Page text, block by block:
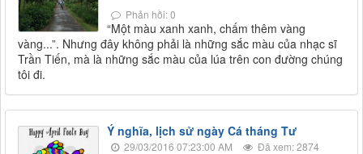
Phản hồi: 0
“Một màu xanh xanh, chấm thêm vàng
vàng...”. Nhưng đây không phải là những sắc màu của nhạc sĩ
Trần Tiến, mà là những sắc màu của lúa trên con đường chúng
tôi đi.
Ý nghĩa, lịch sử ngày Cá tháng Tư
29/03/2016 07:23:00 AM
Đã xem: 2874